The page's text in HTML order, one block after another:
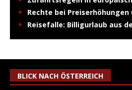
Rechte bei Preiserhöhungen
Reisefalle: Billigurlaub aus
BLICK NACH ÖSTERREICH